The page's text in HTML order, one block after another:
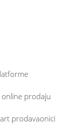
online prodaju
prodavaonici